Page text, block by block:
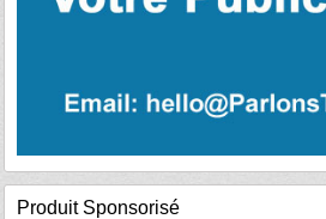
Produit Sponsorisé